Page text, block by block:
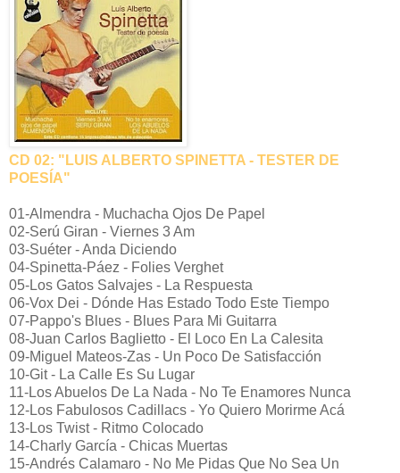
CD 02: "LUIS ALBERTO SPINETTA - TESTER DE
POESÍA"
01-Almendra - Muchacha Ojos De Papel
02-Serú Giran - Viernes 3 Am
03-Suéter - Anda Diciendo
04-Spinetta-Páez - Folies Verghet
05-Los Gatos Salvajes - La Respuesta
06-Vox Dei - Dónde Has Estado Todo Este Tiempo
07-Pappo's Blues - Blues Para Mi Guitarra
08-Juan Carlos Baglietto - El Loco En La Calesita
09-Miguel Mateos-Zas - Un Poco De Satisfacción
10-Git - La Calle Es Su Lugar
11-Los Abuelos De La Nada - No Te Enamores Nunca
12-Los Fabulosos Cadillacs - Yo Quiero Morirme Acá
13-Los Twist - Ritmo Colocado
14-Charly García - Chicas Muertas
15-Andrés Calamaro - No Me Pidas Que No Sea Un